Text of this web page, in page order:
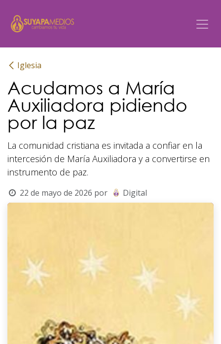
Iglesia
Acudamos a María
Auxiliadora pidiendo
por la paz
La comunidad cristiana es invitada a confiar en la
intercesión de María Auxiliadora y a convertirse en
instrumento de paz.
22 de mayo de 2026 por Digital